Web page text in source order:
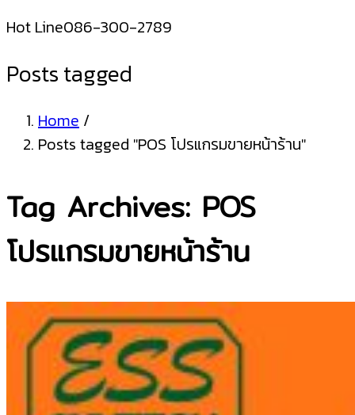
Hot Line086-300-2789
Posts tagged
Home /
Posts tagged "POS โปรแกรมขายหน้าร้าน"
Tag Archives: POS
โปรแกรมขายหน้าร้าน